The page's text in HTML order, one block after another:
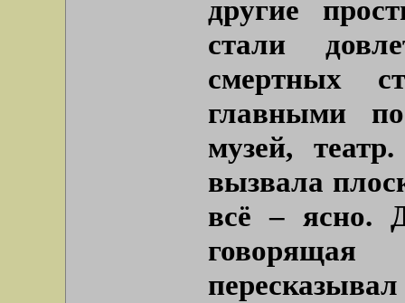
другие
стали
смертных
главными
музей,
вызвала
всё – ясно.